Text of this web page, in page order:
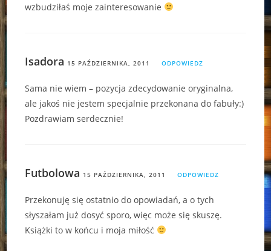
wzbudziłaś moje zainteresowanie
Isadora 15 PAŹDZIERNIKA, 2011 ODPOWIEDZ
Sama nie wiem – pozycja zdecydowanie oryginalna,
ale jakoś nie jestem specjalnie przekonana do fabuły:)
Pozdrawiam serdecznie!
Futbolowa 15 PAŹDZIERNIKA, 2011 ODPOWIEDZ
Przekonuję się ostatnio do opowiadań, a o tych
słyszałam już dosyć sporo, więc może się skuszę.
Książki to w końcu i moja miłość